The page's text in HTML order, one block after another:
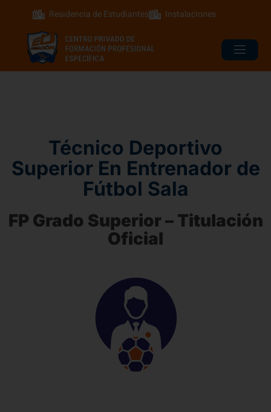
Residencia de Estudiantes Instalaciones
Técnico Deportivo
Superior En Entrenador de
Fútbol Sala
FP Grado Superior – Titulación
Oficial